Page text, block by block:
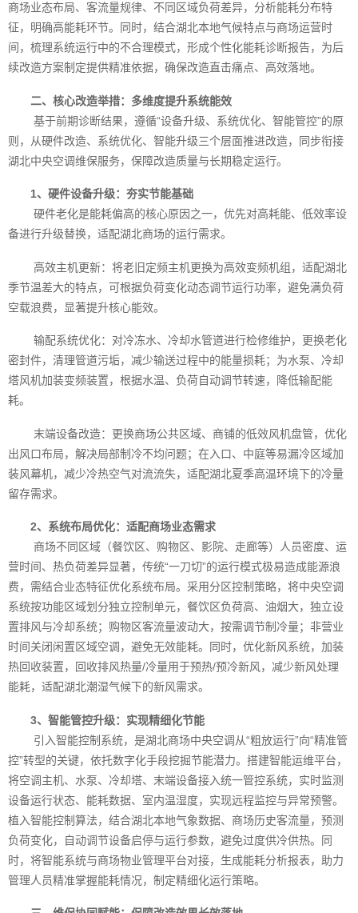
商场业态布局、客流量规律、不同区域负荷差异，分析能耗分布特
征，明确高能耗环节。同时，结合湖北本地气候特点与商场运营时
间，梳理系统运行中的不合理模式，形成个性化能耗诊断报告，为后
续改造方案制定提供精准依据，确保改造直击痛点、高效落地。
二、核心改造举措：多维度提升系统能效
基于前期诊断结果，遵循“设备升级、系统优化、智能管控”的原
则，从硬件改造、系统优化、智能升级三个层面推进改造，同步衔接
湖北中央空调维保服务，保障改造质量与长期稳定运行。
1、硬件设备升级：夯实节能基础
硬件老化是能耗偏高的核心原因之一，优先对高耗能、低效率设
备进行升级替换，适配湖北商场的运行需求。
高效主机更新：将老旧定频主机更换为高效变频机组，适配湖北
季节温差大的特点，可根据负荷变化动态调节运行功率，避免满负荷
空载浪费，显著提升核心能效。
输配系统优化：对冷冻水、冷却水管道进行检修维护，更换老化
密封件，清理管道污垢，减少输送过程中的能量损耗；为水泵、冷却
塔风机加装变频装置，根据水温、负荷自动调节转速，降低输配能
耗。
末端设备改造：更换商场公共区域、商铺的低效风机盘管，优化
出风口布局，解决局部制冷不均问题；在入口、中庭等易漏冷区域加
装风幕机，减少冷热空气对流流失，适配湖北夏季高温环境下的冷量
留存需求。
2、系统布局优化：适配商场业态需求
商场不同区域（餐饮区、购物区、影院、走廊等）人员密度、运
营时间、热负荷差异显著，传统“一刀切”的运行模式极易造成能源浪
费，需结合业态特征优化系统布局。采用分区控制策略，将中央空调
系统按功能区域划分独立控制单元，餐饮区负荷高、油烟大，独立设
置排风与冷却系统；购物区客流量波动大，按需调节制冷量；非营业
时间关闭闲置区域空调，避免无效能耗。同时，优化新风系统，加装
热回收装置，回收排风热量/冷量用于预热/预冷新风，减少新风处理
能耗，适配湖北潮湿气候下的新风需求。
3、智能管控升级：实现精细化节能
引入智能控制系统，是湖北商场中央空调从“粗放运行”向“精准管
控”转型的关键，依托数字化手段挖掘节能潜力。搭建智能运维平台，
将空调主机、水泵、冷却塔、末端设备接入统一管控系统，实时监测
设备运行状态、能耗数据、室内温湿度，实现远程监控与异常预警。
植入智能控制算法，结合湖北本地气象数据、商场历史客流量，预测
负荷变化，自动调节设备启停与运行参数，避免过度供冷供热。同
时，将智能系统与商场物业管理平台对接，生成能耗分析报表，助力
管理人员精准掌握能耗情况，制定精细化运行策略。